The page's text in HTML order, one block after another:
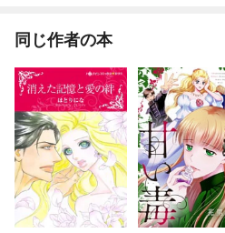
同じ作者の本